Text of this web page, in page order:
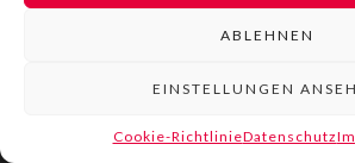
ABLEHNEN
EINSTELLUNGEN
Cookie-RichtlinieDatenschutz